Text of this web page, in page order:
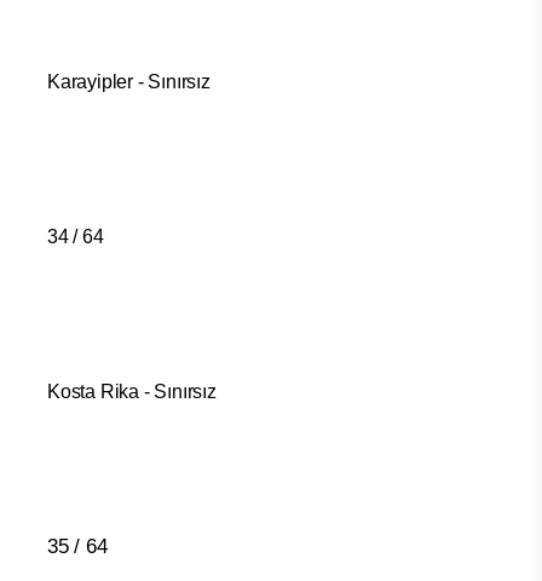
Karayipler - Sınırsız
34 / 64
Kosta Rika - Sınırsız
35 / 64